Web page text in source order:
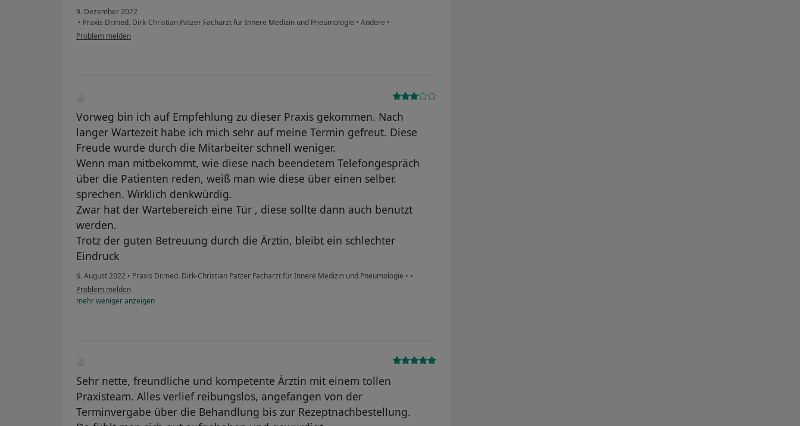
9. Dezember 2022
• Praxis Dr.med. Dirk-Christian Patzer Facharzt für Innere Medizin und Pneumologie • Andere •
Problem melden
Vorweg bin ich auf Empfehlung zu dieser Praxis gekommen. Nach
langer Wartezeit habe ich mich sehr auf meine Termin gefreut. Diese
Freude wurde durch die Mitarbeiter schnell weniger.
Wenn man mitbekommt, wie diese nach beendetem Telefongespräch
über die Patienten reden, weiß man wie diese über einen selber.
sprechen. Wirklich denkwürdig.
Zwar hat der Wartebereich eine Tür , diese sollte dann auch benutzt
werden.
Trotz der guten Betreuung durch die Ärztin, bleibt ein schlechter
Eindruck
6. August 2022 • Praxis Dr.med. Dirk-Christian Patzer Facharzt für Innere Medizin und Pneumologie • •
Problem melden
mehrwenigeranzeigen
Sehr nette, freundliche und kompetente Ärztin mit einem tollen
Praxisteam. Alles verlief reibungslos, angefangen von der
Terminvergabe über die Behandlung bis zur Rezeptnachbestellung.